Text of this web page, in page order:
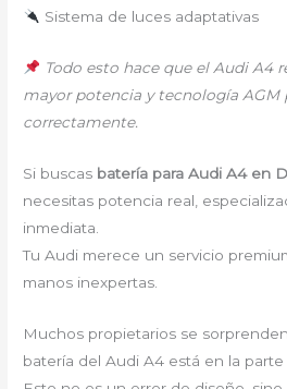
Sistema de luces adaptativas
Todo esto hace que el Audi A4
mayor potencia y tecnología AGM
correctamente.
Si buscas batería para Audi A4 en
necesitas potencia real,
inmediata.
Tu Audi merece un servicio
manos inexpertas.
Muchos propietarios se
batería del Audi A4 está en la parte